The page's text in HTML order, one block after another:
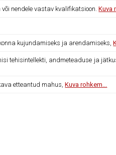
nendele vastav kvalifikatsioon.Kuva
kujundamiseks ja arendamiseks,
tehisintellekti, andmeteaduse ja
etteantud mahus, Kuva rohkem...